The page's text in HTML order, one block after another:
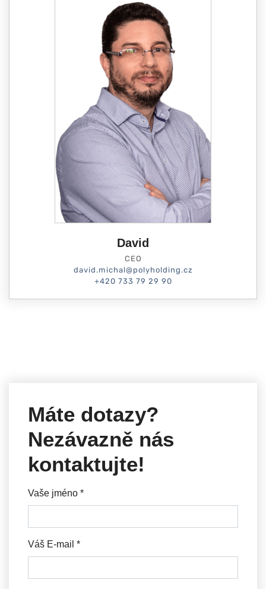
David
CEO
david.michal@polyholding.cz
+420 733 79 29 90
Máte dotazy?
Nezávazně nás
kontaktujte!
Vaše jméno *
Váš E-mail *